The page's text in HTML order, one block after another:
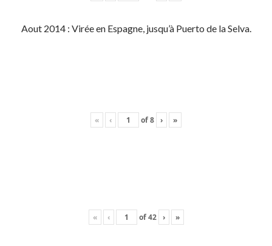
Aout 2014 : Virée en Espagne, jusqu’à Puerto de la Selva.
« ‹ of8 › »
« ‹ of42 › »